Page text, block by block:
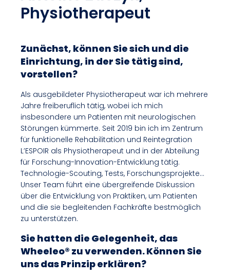
Physiotherapeut
Zunächst, können Sie sich und die
Einrichtung, in der Sie tätig sind,
vorstellen?
Als ausgebildeter Physiotherapeut war ich mehrere
Jahre freiberuflich tätig, wobei ich mich
insbesondere um Patienten mit neurologischen
Störungen kümmerte. Seit 2019 bin ich im Zentrum
für funktionelle Rehabilitation und Reintegration
L’ESPOIR als Physiotherapeut und in der Abteilung
für Forschung-Innovation-Entwicklung tätig.
Technologie-Scouting, Tests, Forschungsprojekte…
Unser Team führt eine übergreifende Diskussion
über die Entwicklung von Praktiken, um Patienten
und die sie begleitenden Fachkräfte bestmöglich
zu unterstützen.
Sie hatten die Gelegenheit, das
Wheeleo® zu verwenden. Können Sie
uns das Prinzip erklären?